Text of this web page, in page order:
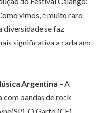
vimos, é muito raro
diversidade se faz
significativa a cada ano
Argentina – A
com bandas de rock
O Garfo (CE),